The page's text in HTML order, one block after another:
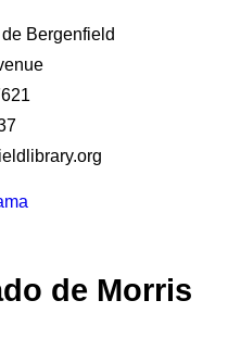
Bergenfield
de Morris